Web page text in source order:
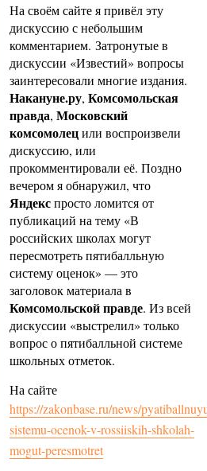
На своём сайте я привёл эту
дискуссию с небольшим
комментарием.Затронутые в
дискуссии «Известий» вопросы
заинтересовали многие издания.
Накануне.ру,Комсомольская
правда,Московский
комсомолецили воспроизвели
дискуссию, или
прокомментировали её. Поздно
вечером я обнаружил, что
Яндекспросто ломится от
публикаций на тему «В
российских школах могут
пересмотреть пятибалльную
систему оценок» — это
заголовок материала в
Комсомольской правде. Из всей
дискуссии «выстрелил» только
вопрос о пятибалльной системе
школьных отметок.
На сайте
https://zakonbase.ru/news/
sistemu-ocenok-v-rossiiskih-shkolah-
mogut-peresmotret